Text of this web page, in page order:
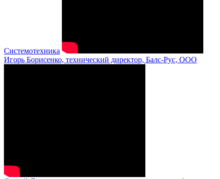
Системотехника
Игорь Борисенко, технический директор, Балс-Рус, ООО